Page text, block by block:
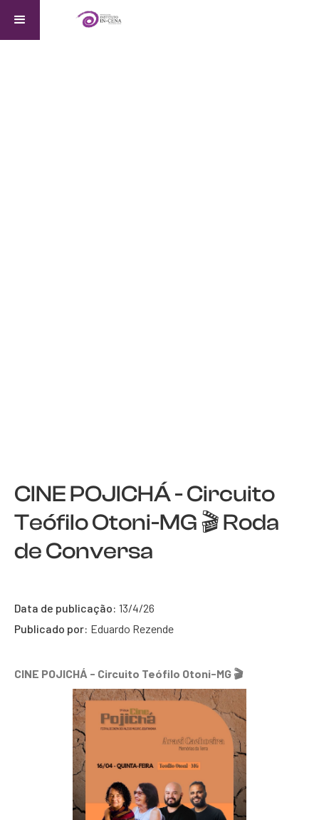
CINE POJICHÁ - Circuito
Teófilo Otoni-MG 🎬 Roda
de Conversa
Data de publicação: 13/4/26
Publicado por: Eduardo Rezende
CINE POJICHÁ - Circuito Teófilo Otoni-MG 🎬